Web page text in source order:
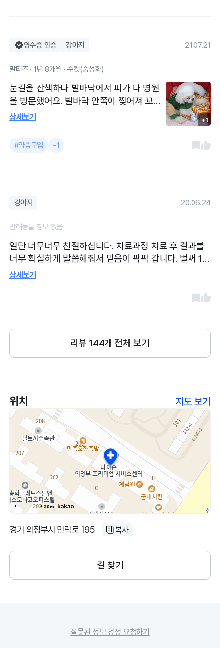
영수증 인증 강아지 21.07.21
말티즈 · 1년 8개월 · 수컷(중성화)
눈길을 산책하다 발바닥에서 피가 나 병원
을 방문했어요. 발바닥 안쪽이 찢어져 꼬매
기로 했는데 지혈이 잘안되서 일단 지혈조
보고 조치를 취하기로 하고 약을 받아왔어
요.다음날 지혈도 잘되고 다행이 꼬매지 않
전하게 잡고 계시는 모습이 편하고 믿음이
깨끗하고 분위기도 좋았어요
상세보기 +1
#약품구입 +1
강아지 20.06.24
반려동물 정보 없음
일단 너무너무 친절하십니다. 치료과정 치료 후 결과를
너무 확실하게 말씀해줘서 믿음이 팍팍 갑니다. 벌써 10
번은 간거 같네요
상세보기
리뷰144개 전체 보기
위치 지도 보기
30m
경기 의정부시 민락로 195 복사
길 찾기
잘못된 정보 정정 요청하기